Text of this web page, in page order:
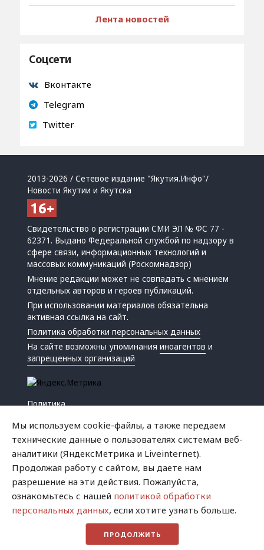
Лента новостей
Соцсети
Вконтакте
Telegram
Twitter
2013-2026 / Сетевое издание "Якутия.Инфо"/
Новости Якутии и Якутска
Свидетельство о регистрации СМИ ЭЛ № ФС 77 -
62371. Выдано Федеральной службой по надзору в
сфере связи, информационных технологий и
массовых коммуникаций (Роскомнадзор)
Мнение редакции может не совпадать с мнением
отдельных авторов и героев публикаций.
При использовании материалов обязательна
активная ссылка на сайт.
Политика обработки персональных данных
На сайте возможны упоминанияиноагентов и
запрещенных организаций
Политика
Криминал
Успех
Хватит это терпеть
Мы используем cookie-файлы, а также передаем
технические данные о пользователях системам веб-
аналитики (ЯндексМетрика и Liveinternet).
Продолжая работу с сайтом, вы даете нам
разрешение на эти действия. Пожалуйста,
ознакомьтесь с нашей политикой обработки
персональных данных, если хотите узнать больше.
ПРОДОЛЖИТЬ